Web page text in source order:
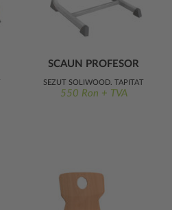
SCAUN PROFESOR
GEO ERGO
ȘEZUT SOLIWOOD, TAPIȚAT
550 Ron + TVA